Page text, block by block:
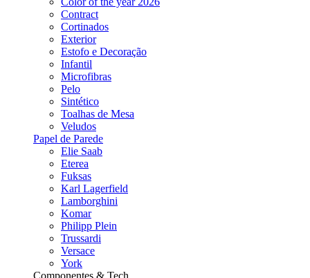
Contract
Cortinados
Exterior
Estofo e Decoração
Infantil
Microfibras
Pelo
Sintético
Toalhas de Mesa
Veludos
Papel de Parede
Elie Saab
Eterea
Fuksas
Karl Lagerfield
Lamborghini
Komar
Philipp Plein
Trussardi
Versace
York
Componentes & Tech